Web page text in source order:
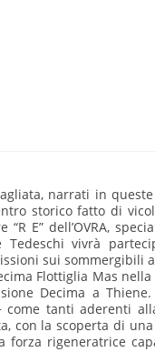
narrati in
storico fatto di
E” dell’OVRA,
Tedeschi vivrà
sui sommergibili
Flottiglia Mas
Decima a
tanti aderenti
con la scoperta di
rigeneratrice